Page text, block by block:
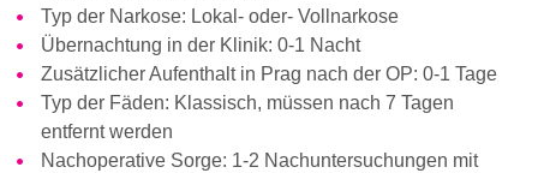
Typ der Narkose: Lokal- oder- Vollnarkose
Übernachtung in der Klinik: 0-1 Nacht
Zusätzlicher Aufenthalt in Prag nach der OP: 0-1 Tage
Typ der Fäden: Klassisch, müssen nach 7 Tagen
entfernt werden
Nachoperative Sorge: 1-2 Nachuntersuchungen mit